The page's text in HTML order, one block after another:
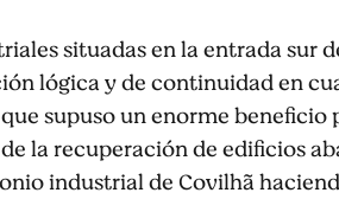
situadas en la entrada sur
lógica y de continuidad en
supuso un enorme
la recuperación de edificios
industrial de Covilhã